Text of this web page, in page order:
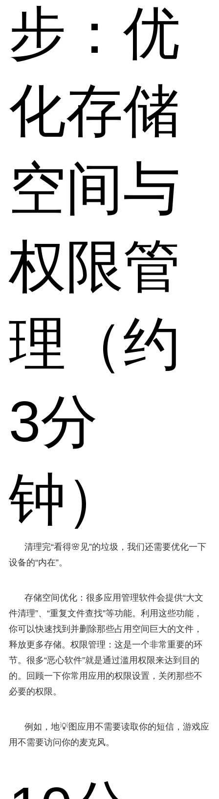
步：优
化存储
空间与
权限管
理（约
3分
钟）
清理完“看得🌸见”的垃圾，我们还需要优化一下
设备的“内在”。
存储空间优化：很多应用管理软件会提供“大文
件清理”、“重复文件查找”等功能。利用这些功能，
你可以快速找到并删除那些占用空间巨大的文件，
释放更多存储。权限管理：这是一个非常重要的环
节。很多“恶心软件”就是通过滥用权限来达到目的
的。回顾一下你常用应用的权限设置，关闭那些不
必要的权限。
例如，地💡图应用不需要读取你的短信，游戏应
用不需要访问你的麦克风。